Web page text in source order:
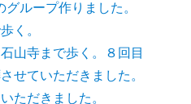
ループ作りました。
く。
山寺まで歩く。８回目
せていただきました。
ただきました。